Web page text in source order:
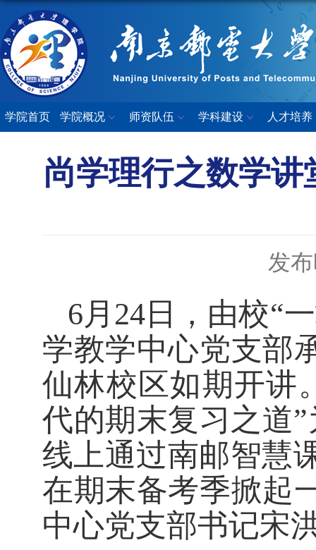
学院首页 学院概况 师资队伍 学科建设 人才培养
尚学理行之数学
发
6月24日，由校“
学教学中心党支部
仙林校区如期开讲
代的期末复习之道
线上通过南邮智慧
在期末备考季掀起
中心党支部书记宋